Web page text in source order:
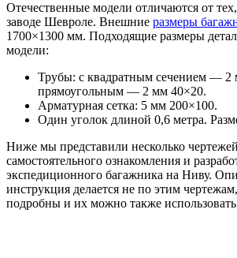
Отечественные модели отличаются от
заводе Шевроле. Внешние размеры
1700×1300 мм. Подходящие размеры
модели:
Трубы: с квадратным сечением — 2
прямоугольным — 2 мм 40×20.
Арматурная сетка: 5 мм 200×100.
Один уголок длиной 0,6 метра.
Ниже мы представили несколько
самостоятельного ознакомления и
экспедиционного багажника на Ниву.
инструкция делается не по этим
подробны и их можно также